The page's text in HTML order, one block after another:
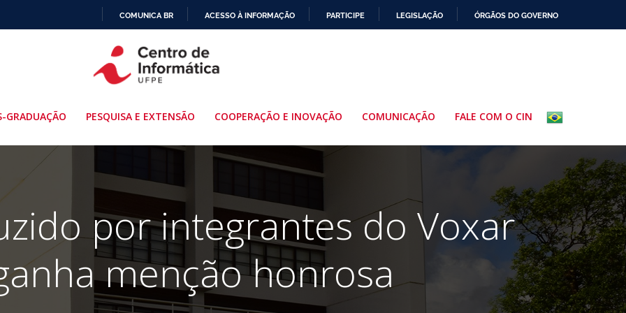
PARA
O
COMUNICA BR ACESSO À INFORMAÇÃO PARTICIPE LEGISLAÇÃO ÓRGÃOS DO GOVERNO
GRADUAÇÃO PESQUISA E EXTENSÃO COOPERAÇÃO E INOVAÇÃO COMUNICAÇÃO FALE COM O CIN
por integrantes do Voxar
menção honrosa